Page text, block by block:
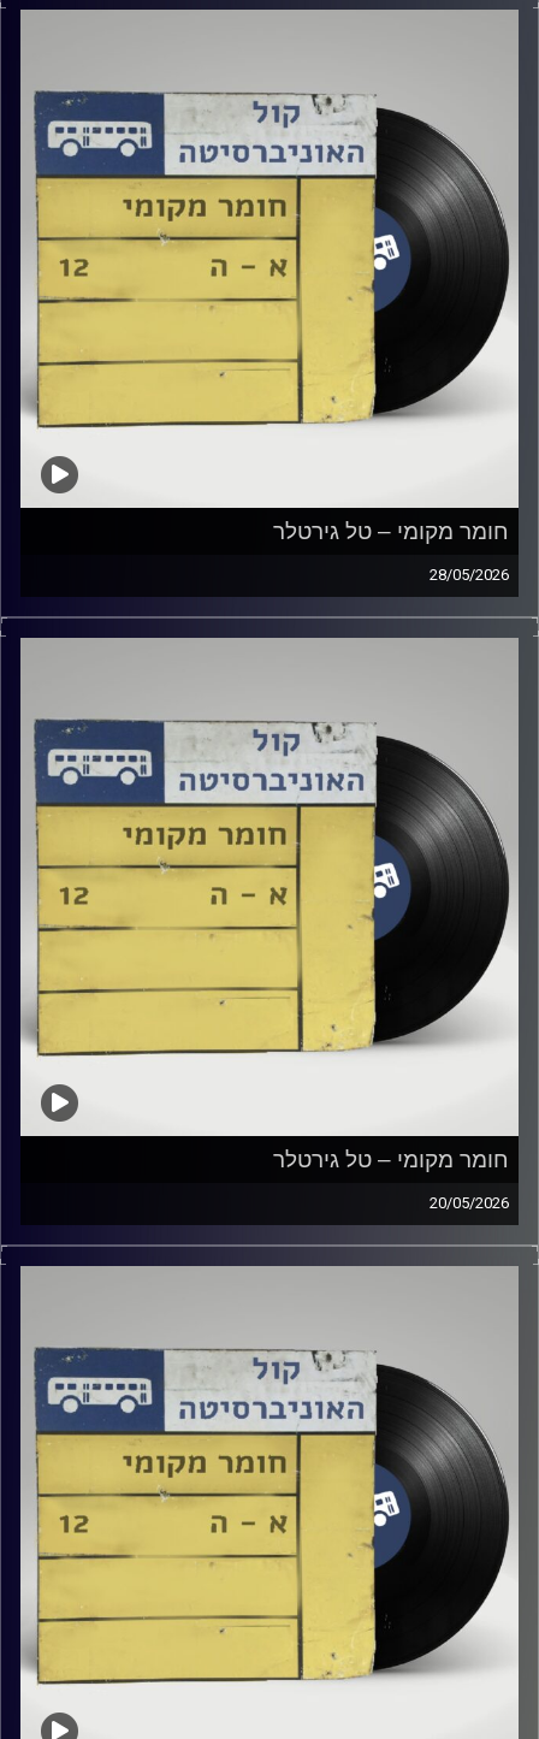
חומר מקומי – טל גירטלר
28/05/2026
שעה של מוזיקה ישראלית עם טל גירטלר
חומר מקומי – טל גירטלר
20/05/2026
שעה של מוזיקה ישראלית עם טל גירטלר